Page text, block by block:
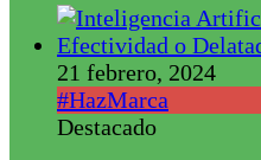
21 febrero, 2024
#HazMarca
Destacado